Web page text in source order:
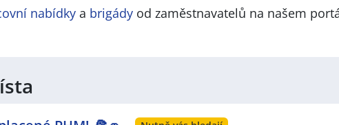
nabídky a brigády od zaměstnavatelů na našem